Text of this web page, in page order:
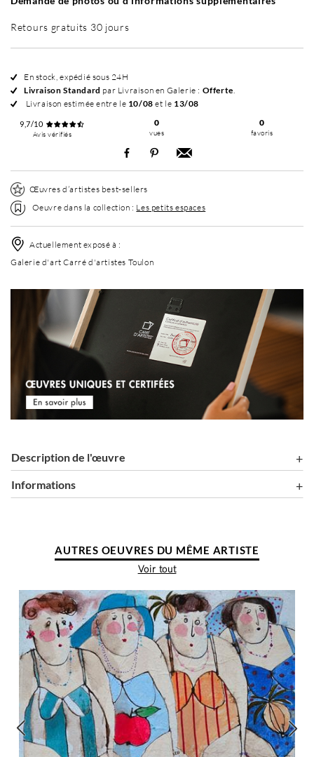
Retours gratuits 30 jours
En stock, expédié sous 24H
Livraison Standard par Livraison en Galerie : Offerte.
Livraison estimée entre le 10/08 et le 13/08
9,7/10
Avis vérifiés
0
vues
0
favoris
Œuvres d’artistes best-sellers
Oeuvre dans la collection : Les petits espaces
Actuellement exposé à :
Galerie d'art Carré d'artistes Toulon
Description de l'œuvre
Informations
AUTRES OEUVRES DU MÊME ARTISTE
Voir tout